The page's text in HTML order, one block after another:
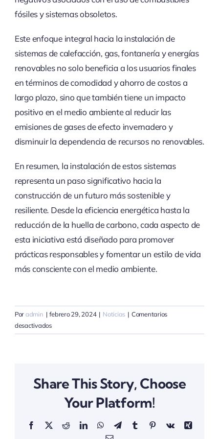
fósiles y sistemas obsoletos.
Este enfoque integral hacia la instalación de
sistemas de calefacción, gas, fontanería y energías
renovables no solo beneficia a los usuarios finales
en términos de comodidad y ahorro de costos a
largo plazo, sino que también tiene un impacto
positivo en el medio ambiente al reducir las
emisiones de gases de efecto invernadero y
disminuir la dependencia de recursos no renovables.
En resumen, la instalación de estos sistemas
representa un paso significativo hacia la
construcción de un futuro más sostenible y
resiliente. Desde la eficiencia energética hasta la
reducción de la huella de carbono, cada aspecto de
esta iniciativa está diseñado para promover
prácticas responsables y fomentar un estilo de vida
más consciente con el medio ambiente.
Poradmin | febrero 29, 2024 | Noticias | Comentarios
desactivadosen
Avances
de
Gas,
Share This Story, Choose
Your Platform!
Facebook
X RedditLinkedInWhatsApp
TelegramTumblrPinterestVk
Xing